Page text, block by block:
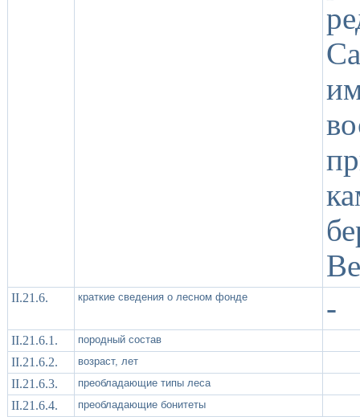
II.21.6. краткие сведения о лесном фонде -
II.21.6.1. породный состав
II.21.6.2. возраст, лет
II.21.6.3. преобладающие типы леса
II.21.6.4. преобладающие бонитеты